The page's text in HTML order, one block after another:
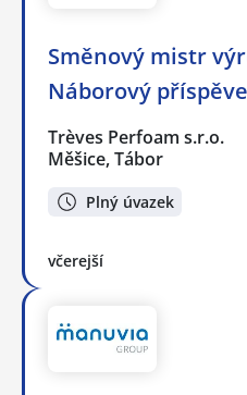
Směnový mistr
Náborový
Trèves Perfoam s.r.o.
Měšice, Tábor
Plný úvazek
včerejší